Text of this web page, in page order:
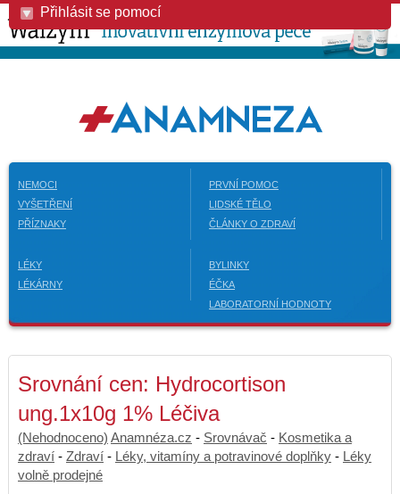
Přihlásit se pomocí
NEMOCI
VYŠETŘENÍ
PŘÍZNAKY
PRVNÍ POMOC
LIDSKÉ TĚLO
ČLÁNKY O ZDRAVÍ
LÉKY
LÉKÁRNY
BYLINKY
ÉČKA
LABORATORNÍ HODNOTY
Srovnání cen: Hydrocortison
ung.1x10g 1% Léčiva
(Nehodnoceno) Anamnéza.cz - Srovnávač - Kosmetika a
zdraví - Zdraví - Léky, vitamíny a potravinové doplňky - Léky
volně prodejné